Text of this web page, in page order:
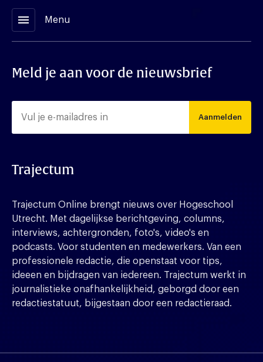
menu Menu
Meld je aan voor de nieuwsbrief
Aanmelden
Trajectum
Trajectum Online brengt nieuws over Hogeschool
Utrecht. Met dagelijkse berichtgeving, columns,
interviews, achtergronden, foto's, video's en
podcasts. Voor studenten en medewerkers. Van een
professionele redactie, die openstaat voor tips,
ideeen en bijdragen van iedereen. Trajectum werkt in
journalistieke onafhankelijkheid, geborgd door een
redactiestatuut, bijgestaan door een redactieraad.